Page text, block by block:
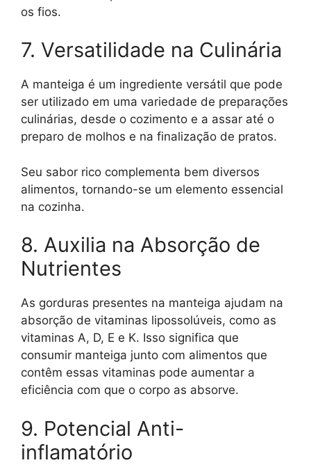
os fios.
7. Versatilidade na Culinária
A manteiga é um ingrediente versátil que pode
ser utilizado em uma variedade de preparações
culinárias, desde o cozimento e a assar até o
preparo de molhos e na finalização de pratos.
Seu sabor rico complementa bem diversos
alimentos, tornando-se um elemento essencial
na cozinha.
8. Auxilia na Absorção de
Nutrientes
As gorduras presentes na manteiga ajudam na
absorção de vitaminas lipossolúveis, como as
vitaminas A, D, E e K. Isso significa que
consumir manteiga junto com alimentos que
contêm essas vitaminas pode aumentar a
eficiência com que o corpo as absorve.
9. Potencial Anti-
inflamatório